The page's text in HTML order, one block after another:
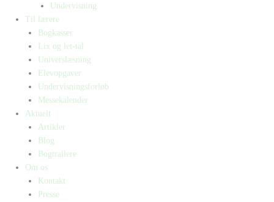
Undervisning
Til lærere
Bogkasser
Lix og let-tal
Universlæsning
Elevopgaver
Undervisningsforløb
Messekalender
Aktuelt
Artikler
Blog
Bogtrailere
Om os
Kontakt
Presse